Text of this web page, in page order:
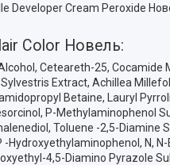
Developer Cream Peroxide
Color Новель:
Ceteareth-25,
Extract, Achillea
Betaine, Lauryl
P-Methylaminophenol
Toluene -2,5-
-Hydroxyethylaminophenol, N,
4,5-Diamino Pyrazole